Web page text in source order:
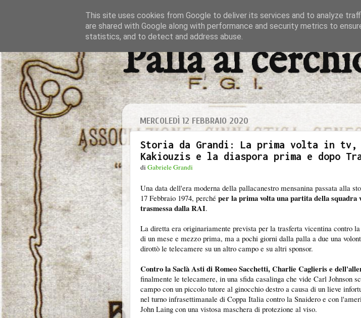
Palla al
MERCOLEDÌ 12 FEBBRAIO 2020
Storia da Grandi: La prima volta in tv,
Kakiouzis e la diaspora prima e dopo
diGabriele Grandi
Una data dell'era moderna della pallacanestro mensanina passata alla
17 Febbraio 1974, perché per la prima volta una partita della squadra
trasmessa dalla RAI.
La diretta era originariamente prevista per la trasferta vicentina contro
di un mese e mezzo prima, ma a pochi giorni dalla palla a due una
dirottò le telecamere su un altro campo e su altri sponsor.
Contro la Saclà Asti di Romeo Sacchetti, Charlie Caglieris e
finalmente le telecamere, in una sfida casalinga che vide Carl Johnson
campo con un piccolo tutore al ginocchio destro a causa di un lieve
nel turno infrasettimanale di Coppa Italia contro la Snaidero e con
John Laing con una vistosa maschera di protezione al viso.
This site uses cookies from Google to deliver its services and to analyze
are shared with Google along with performance and security metrics to
statistics, and to detect and address abuse.